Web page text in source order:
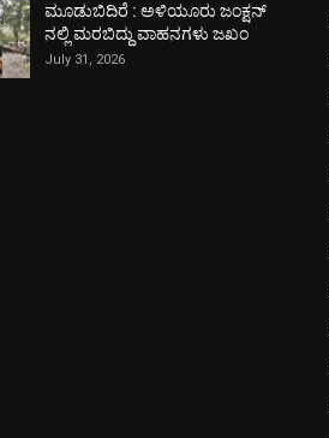
ಮೂಡುಬಿದಿರೆ : ಅಳಿಯೂರು ಜಂಕ್ಷನ್
ನಲ್ಲಿ ಮರಬಿದ್ದು ವಾಹನಗಳು ಜಖಂ
July 31, 2026